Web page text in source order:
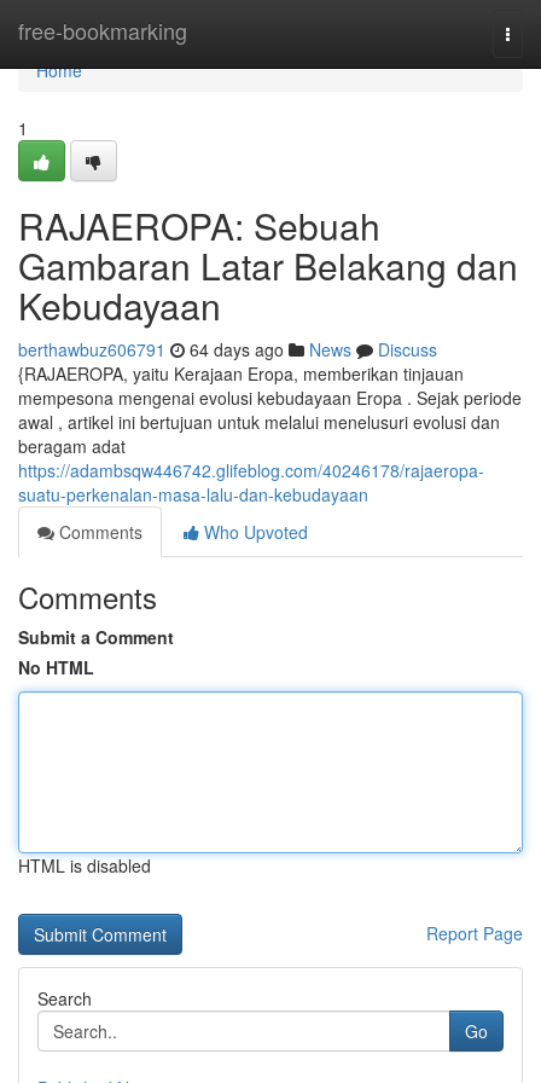
free-bookmarking
Home
Home
1
RAJAEROPA: Sebuah
Gambaran Latar Belakang dan
Kebudayaan
berthawbuz606791 64 days ago News
Discuss
{RAJAEROPA, yaitu Kerajaan Eropa, memberikan tinjauan
mempesona mengenai evolusi kebudayaan Eropa . Sejak periode
awal , artikel ini bertujuan untuk melalui menelusuri evolusi dan
beragam adat
https://adambsqw446742.glifeblog.com/40246178/rajaeropa-
suatu-perkenalan-masa-lalu-dan-kebudayaan
Comments
Who Upvoted
Comments
Submit a Comment
No HTML
HTML is disabled
Report Page
Search
Go